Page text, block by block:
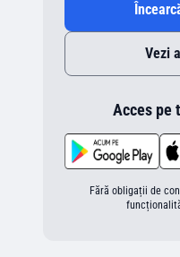
Vezi
Acces pe
Fără obligații de